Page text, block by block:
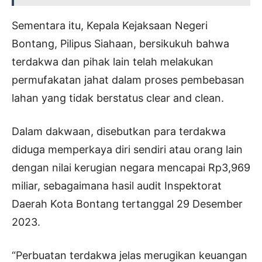
Sementara itu, Kepala Kejaksaan Negeri
Bontang, Pilipus Siahaan, bersikukuh bahwa
terdakwa dan pihak lain telah melakukan
permufakatan jahat dalam proses pembebasan
lahan yang tidak berstatus clear and clean.
Dalam dakwaan, disebutkan para terdakwa
diduga memperkaya diri sendiri atau orang lain
dengan nilai kerugian negara mencapai Rp3,969
miliar, sebagaimana hasil audit Inspektorat
Daerah Kota Bontang tertanggal 29 Desember
2023.
“Perbuatan terdakwa jelas merugikan keuangan